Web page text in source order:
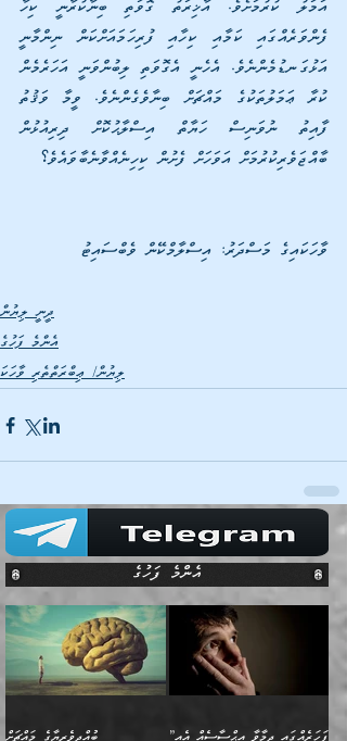
ފެންވަރެއްގައި ކަމާއި ކިހާއި ފުރިހަމައަށްކަން ނިންމާނީ
އަޅުގަނޑުމެންނެވެ. އެހެނީ އެގޮވަތި ލިބުންވަނީ އަހަރެމެން
ކުރާ ޢަމަލުތަކުގެ މައްޗަށް ބިނާވެގެންނެވެ. ވީމާ ވަޤުތު
ފާއިތު ނުވަނިސް ހަޔާތް އިސްލާޙުކޮށް ދިރިއުޅުން
ބާއްޖަވެރިކުރުމަށް އަވަހަށް ފެށުން ކިހިނެއްވާނެބާވައެވެ؟
ވާހަކައިގެ މަސްދަރު: އިސްލާމްކޭން ވެބްސައިޓު
ދީނީ ލިޔުން
އެންމެ ފަހުގެ
ލިޔުން/ ޢިބްރަތްތެރި ވާހަކަ
އެންމެ ފަހުގެ